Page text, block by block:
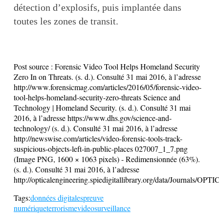
détection d’explosifs, puis implantée dans
toutes les zones de transit.
Post source : Forensic Video Tool Helps Homeland Security
Zero In on Threats. (s. d.). Consulté 31 mai 2016, à l’adresse
http://www.forensicmag.com/articles/2016/05/forensic-video-
tool-helps-homeland-security-zero-threats Science and
Technology | Homeland Security. (s. d.). Consulté 31 mai
2016, à l’adresse https://www.dhs.gov/science-and-
technology/ (s. d.). Consulté 31 mai 2016, à l’adresse
http://newswise.com/articles/video-forensic-tools-track-
suspicious-objects-left-in-public-places 027007_1_7.png
(Image PNG, 1600 × 1063 pixels) - Redimensionnée (63%).
(s. d.). Consulté 31 mai 2016, à l’adresse
http://opticalengineering.spiedigitallibrary.org/data/Journals/
Tags:données digitalespreuve
numériqueterrorismevideosurveillance